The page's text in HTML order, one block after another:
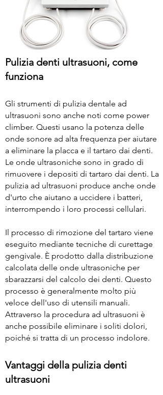
Pulizia denti ultrasuoni, come
funziona
Gli strumenti di pulizia dentale ad
ultrasuoni sono anche noti come power
climber. Questi usano la potenza delle
onde sonore ad alta frequenza per aiutare
a eliminare la placca e il tartaro dai denti.
Le onde ultrasoniche sono in grado di
rimuovere i depositi di tartaro dai denti. La
pulizia ad ultrasuoni produce anche onde
d'urto che aiutano a uccidere i batteri,
interrompendo i loro processi cellulari.
Il processo di rimozione del tartaro viene
eseguito mediante tecniche di curettage
gengivale. È prodotto dalla distribuzione
calcolata delle onde ultrasoniche per
sbarazzarsi del calcolo dei denti. Questo
processo è generalmente molto più
veloce dell'uso di utensili manuali.
Attraverso la procedura ad ultrasuoni è
anche possibile eliminare i soliti dolori,
poiché si tratta di un processo indolore.
Vantaggi della pulizia denti
ultrasuoni